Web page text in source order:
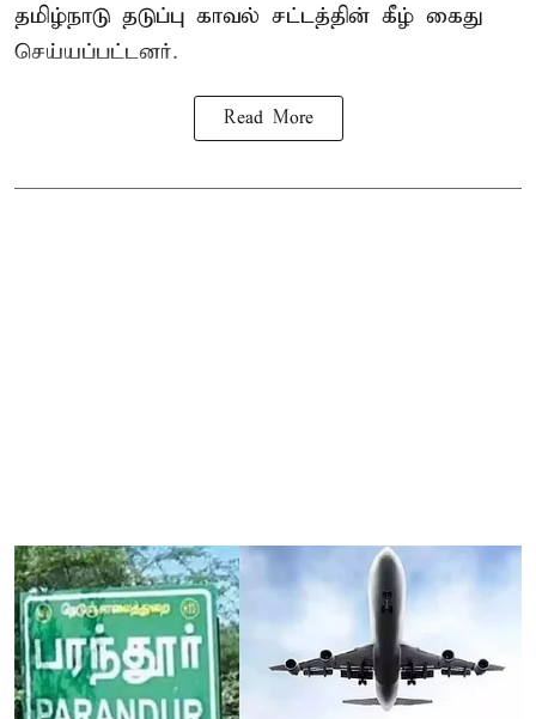
தமிழ்நாடு தடுப்பு காவல் சட்டத்தின் கீழ் கைது
செய்யப்பட்டனர்.
Read More